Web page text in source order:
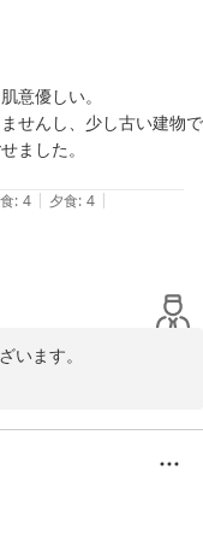
楽しんで頂けたご様子
泉質の感触につきまし
。
場所であり続けれるよ
りお待ち申し上げてお
意優しい。
せんし、少し古い建物で
ました。
: 4 | 夕食: 4 |
います。
ただき、大変光栄でご
感想をお寄せいただ
ゆへ館内での滞在が中
とのこと、安心いたし